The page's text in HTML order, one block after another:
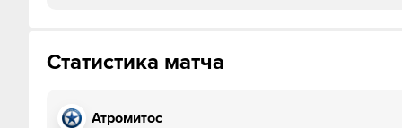
Статистика матча
Атромитос